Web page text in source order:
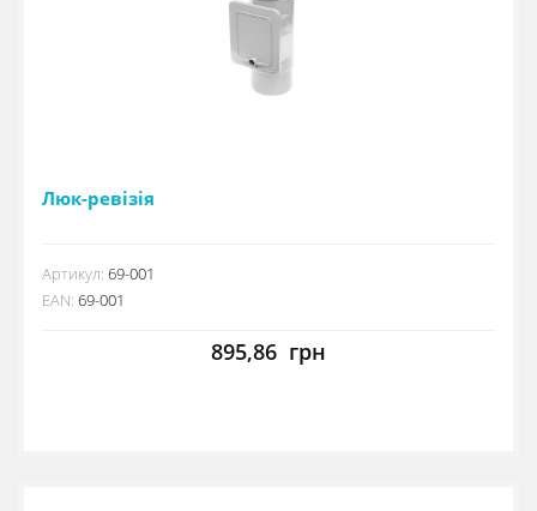
Люк-ревізія
Артикул: 69-001
EAN: 69-001
895,86 грн